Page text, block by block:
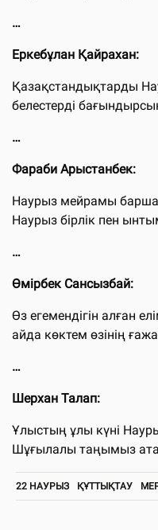
…
Еркебұлан Қайрахан:
Қазақстандықтарды
белестерді
…
Фараби Арыстанбек:
Наурыз мейрамы
Наурыз бірлік пен
…
Өмірбек Сансызбай:
Өз егемендігін алған
айда көктем өзінің
…
Шерхан Талап:
Ұлыстың ұлы күні
Шұғылалы таңымыз
22 НАУРЫЗ ҚҰТТЫҚТАУ